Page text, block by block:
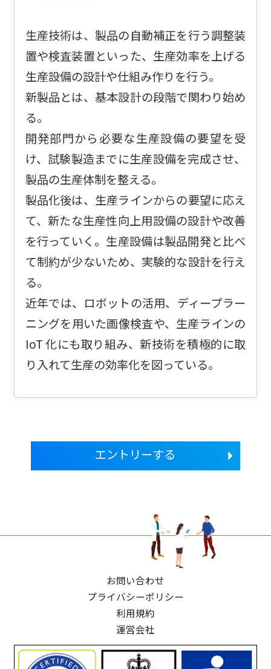
生産技術は、製品の自動補正を行う調整装
置や検査装置といった、生産効率を上げる
生産設備の設計や仕組み作りを行う。
新製品とは、基本設計の段階で関わり始め
る。
開発部門から必要な生産設備の要望を受
け、試験製造までに生産設備を完成させ、
製品の生産体制を整える。
製品化後は、生産ラインからの要望に応え
て、新たな生産性向上用設備の設計や改善
を行っていく。生産設備は製品開発と比べ
て制約が少ないため、実験的な設計を行え
る。
近年では、ロボットの活用、ディープラー
ニングを用いた画像検査や、生産ラインの
IoT 化にも取り組み、新技術を積極的に取
り入れて生産の効率化を図っている。
エントリーする
お問い合わせ
プライバシーポリシー
利用規約
運営会社